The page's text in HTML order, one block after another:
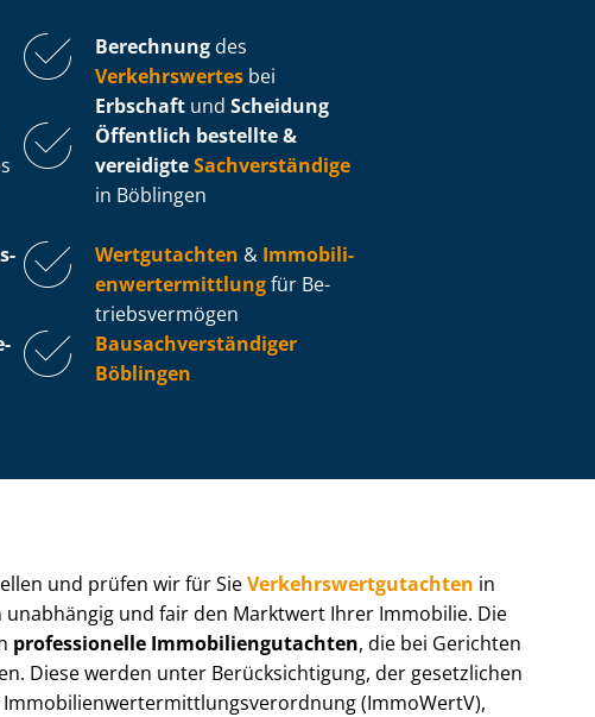
Berechnung des
Verkehrswertes bei
Erbschaft und Scheidung
Öffentlich bestellte &
vereidigteSachverständige
in Böblingen
Wertgutachten & Im­mo­bi­li­
en­wert­ermitt­lungfür Be­
triebs­ver­mö­gen
Bau­sach­ver­stän­di­ger
Böblingen
und prüfen wir für SieVer­kehrs­wert­gut­ach­ten in
und fair den Marktwert Ihrer Immobilie. Die
professionelle Im­mo­bi­li­en­gut­ach­ten, die bei Gerichten
Diese werden unter Be­rück­sich­ti­gung, der gesetzlichen
Im­mo­bi­li­en­wert­ermitt­lungs­ver­ord­nung (ImmoWertV),